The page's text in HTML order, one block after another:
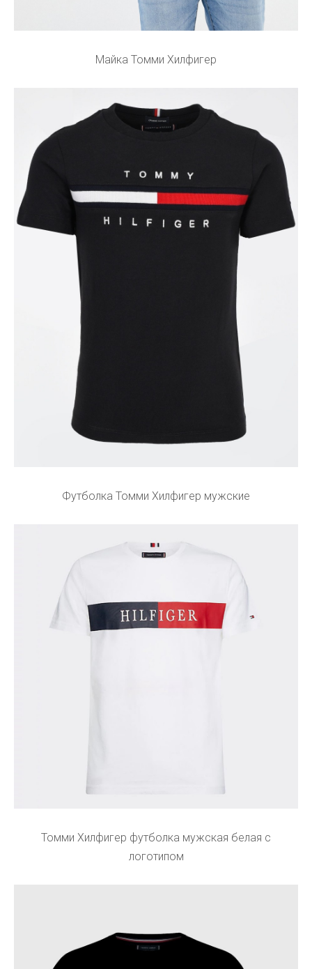
Майка Томми Хилфигер
Футболка Томми Хилфигер мужские
Томми Хилфигер футболка мужская белая с
логотипом